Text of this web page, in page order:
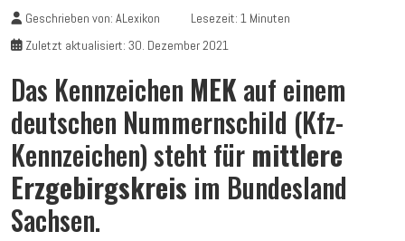
Geschrieben von: ALexikon
Lesezeit: 1 Minuten
Zuletzt aktualisiert: 30. Dezember 2021
Das Kennzeichen MEKauf einem
deutschen Nummernschild (Kfz-
Kennzeichen) steht für mittlere
Erzgebirgskreis im Bundesland
Sachsen.